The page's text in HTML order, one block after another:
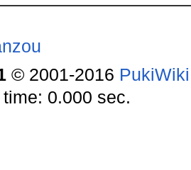
© 2001-2016
0.000 sec.